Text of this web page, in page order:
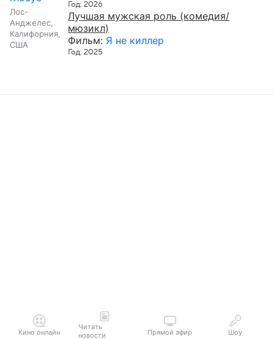
Лос-
Анджелес,
Калифорния,
США
Год: 2026
Лучшая мужская роль (комедия/
мюзикл)
Фильм: Я не киллер
Год: 2025
Кино онлайн
Читать
новости
Прямой эфир Шоу